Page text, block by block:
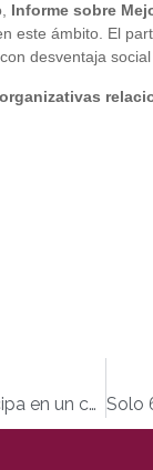
Informe sobre
ámbito. El
desventaja
Entrevistamos al primer español con discapacidad que participa en un campeonato de boxeo